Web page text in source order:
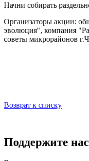
Начни собирать
Организаторы акции:
эволюция", компания
советы микрорайонов
Возврат к списку
Поддержите нас